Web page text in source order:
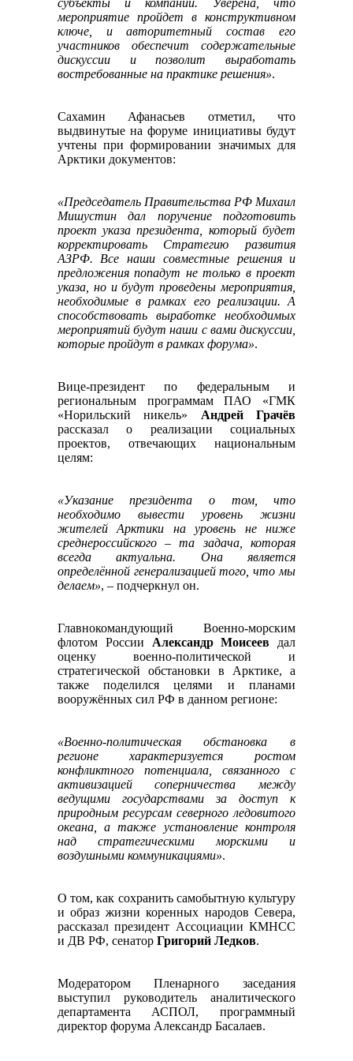
субъекты и компании. Уверена, что
мероприятие пройдет в конструктивном
ключе, и авторитетный состав его
участников обеспечит содержательные
дискуссии и позволит выработать
востребованные на практике решения».
Сахамин Афанасьев отметил, что
выдвинутые на форуме инициативы будут
учтены при формировании значимых для
Арктики документов:
«Председатель Правительства РФ Михаил
Мишустин дал поручение подготовить
проект указа президента, который будет
корректировать Стратегию развития
АЗРФ. Все наши совместные решения и
предложения попадут не только в проект
указа, но и будут проведены мероприятия,
необходимые в рамках его реализации. А
способствовать выработке необходимых
мероприятий будут наши с вами дискуссии,
которые пройдут в рамках форума».
Вице-президент по федеральным и
региональным программам ПАО «ГМК
«Норильский никель» Андрей Грачёв
рассказал о реализации социальных
проектов, отвечающих национальным
целям:
«Указание президента о том, что
необходимо вывести уровень жизни
жителей Арктики на уровень не ниже
среднероссийского – та задача, которая
всегда актуальна. Она является
определённой генерализацией того, что мы
делаем», – подчеркнул он.
Главнокомандующий Военно-морским
флотом России Александр Моисеев дал
оценку военно-политической и
стратегической обстановки в Арктике, а
также поделился целями и планами
вооружённых сил РФ в данном регионе:
«Военно-политическая обстановка в
регионе характеризуется ростом
конфликтного потенциала, связанного с
активизацией соперничества между
ведущими государствами за доступ к
природным ресурсам северного ледовитого
океана, а также установление контроля
над стратегическими морскими и
воздушными коммуникациями».
О том, как сохранить самобытную культуру
и образ жизни коренных народов Севера,
рассказал президент Ассоциации КМНСС
и ДВ РФ, сенатор Григорий Ледков.
Модератором Пленарного заседания
выступил руководитель аналитического
департамента АСПОЛ, программный
директор форума Александр Басалаев.